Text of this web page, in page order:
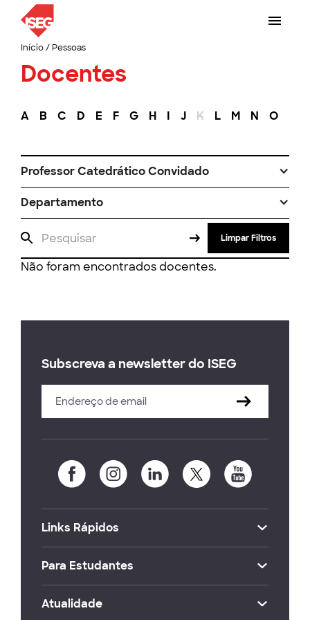
Início/ Pessoas
Docentes
A B C D E F G H I J K L M N O
Professor Catedrático Convidado
Departamento
Limpar Filtros
Não foram encontrados docentes.
Subscreva a newsletter do ISEG
Links Rápidos
Para Estudantes
Atualidade